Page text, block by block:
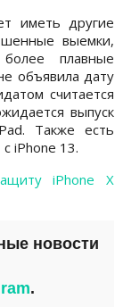
иметь другие
выемки,
плавные
объявила дату
считается
выпуск
Также есть
iPhone 13.
iPhone X
новости
.